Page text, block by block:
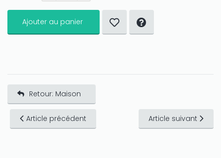
Ajouter au panier
Retour: Maison
Article précédent Article suivant